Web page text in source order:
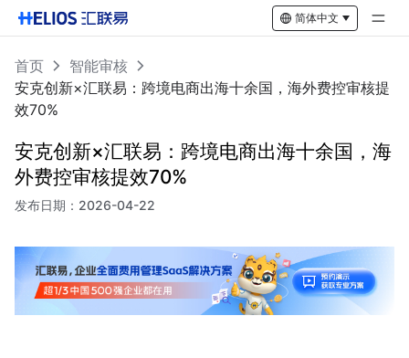
简体中文
首页
智能审核
安克创新×汇联易：跨境电商出海十余国，海外费控审核提
效70%
安克创新×汇联易：跨境电商出海十余国，海
外费控审核提效70%
发布日期： 2026-04-22